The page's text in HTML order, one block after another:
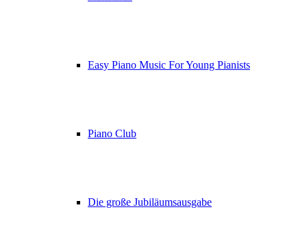
Easy Piano Music For Young Pianists
Piano Club
Die große Jubiläumsausgabe